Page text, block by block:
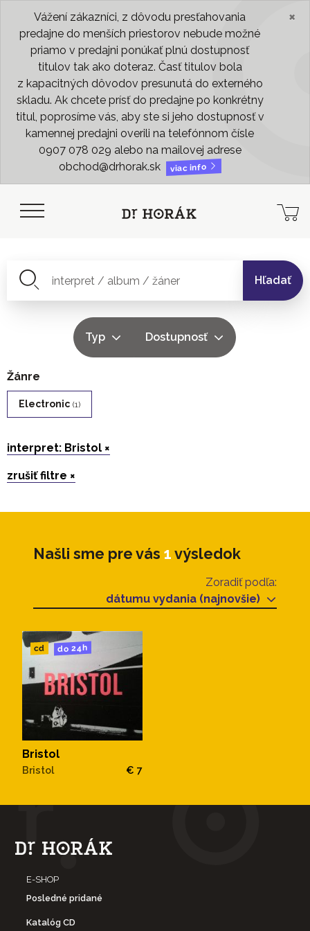
Vážení zákazníci, z dôvodu presťahovania
predajne do menších priestorov nebude možné
priamo v predajni ponúkať plnú dostupnosť
titulov tak ako doteraz. Časť titulov bola
z kapacitných dôvodov presunutá do externého
skladu. Ak chcete prísť do predajne po konkrétny
titul, poprosíme vás, aby ste si jeho dostupnosť v
kamennej predajni overili na telefónnom čísle
0907 078 029 alebo na mailovej adrese
obchod@drhorak.sk
viac info
×
Hľadať
Typ Dostupnosť
Žánre
Electronic (1)
interpret: Bristol ×
zrušiť filtre ×
Našli sme pre vás 1 výsledok
Zoradiť podľa:
dátumu vydania (najnovšie)
cd do 24h
Bristol
Bristol € 7
E-SHOP
Posledné pridané
Katalóg CD